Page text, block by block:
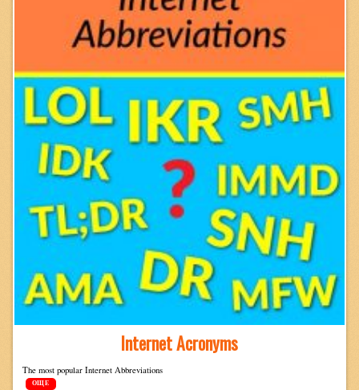
Internet Acronyms
The most pop­u­lar Inter­net Abbreviations
ОЩЕ